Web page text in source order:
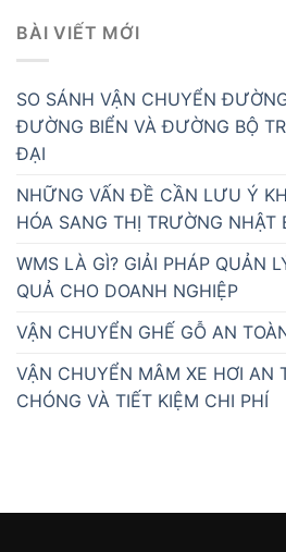
BÀI VIẾT MỚI
SO SÁNH VẬN CHUYỂN
ĐƯỜNG BIỂN VÀ ĐƯỜNG BỘ
ĐẠI
NHỮNG VẤN ĐỀ CẦN LƯU Ý
HÓA SANG THỊ TRƯỜNG NHẬT
WMS LÀ GÌ? GIẢI PHÁP QUẢN
QUẢ CHO DOANH NGHIỆP
VẬN CHUYỂN GHẾ GỖ AN
VẬN CHUYỂN MÂM XE HƠI AN
CHÓNG VÀ TIẾT KIỆM CHI PHÍ